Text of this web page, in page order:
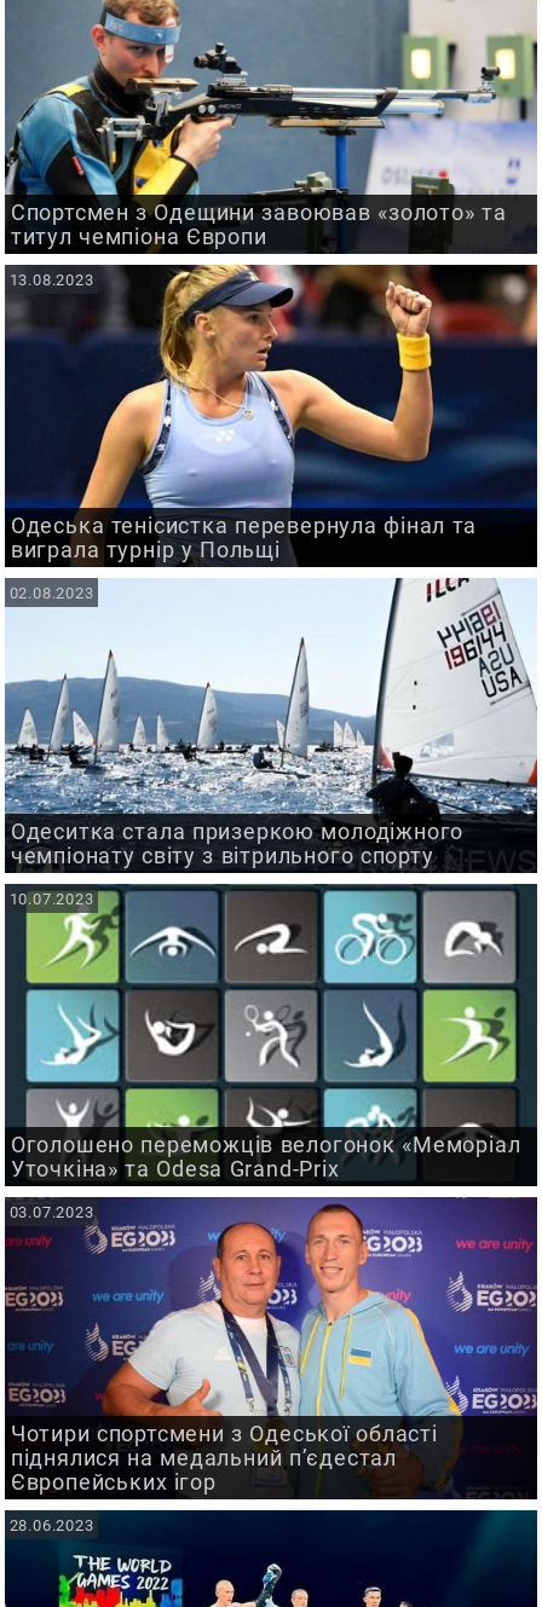
Спортсмен з Одещини завоював «золото» та
титул чемпіона Європи
Одеська тенісистка перевернула фінал та
виграла турнір у Польщі
13.08.2023
Одеситка стала призеркою молодіжного
чемпіонату світу з вітрильного спорту
02.08.2023
Оголошено переможців велогонок «Меморіал
Уточкіна» та Odesa Grand-Prix
10.07.2023
Чотири спортсмени з Одеської області
піднялися на медальний п’єдестал
Європейських ігор
03.07.2023
28.06.2023